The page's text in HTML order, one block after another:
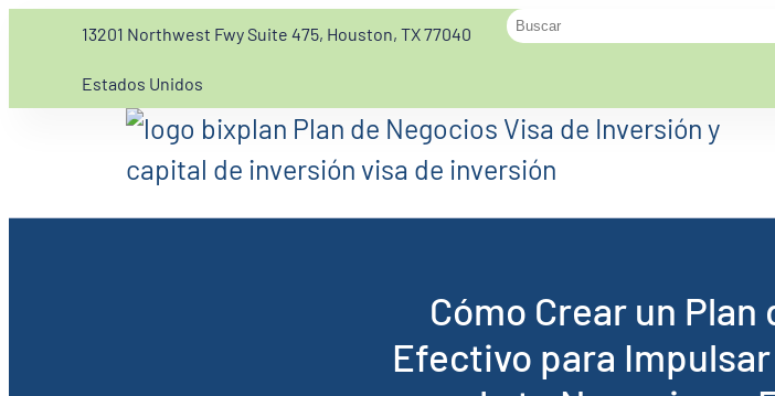
13201 Northwest Fwy Suite 475, Houston, TX 77040
Estados Unidos
Cómo Crear un
Efectivo para